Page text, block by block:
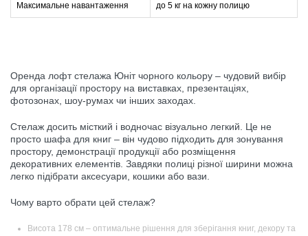
Максимальне навантаження до 5 кг на кожну полицю
Оренда лофт стелажа Юніт чорного кольору – чудовий вибір
для організації простору на виставках, презентаціях,
фотозонах, шоу-румах чи інших заходах.
Стелаж досить місткий і водночас візуально легкий. Це не
просто шафа для книг – він чудово підходить для зонування
простору, демонстрації продукції або розміщення
декоративних елементів. Завдяки полиці різної ширини можна
легко підібрати аксесуари, кошики або вази.
Чому варто обрати цей стелаж?
Висота 178 см – оптимальне рішення для зберігання книг, декору та